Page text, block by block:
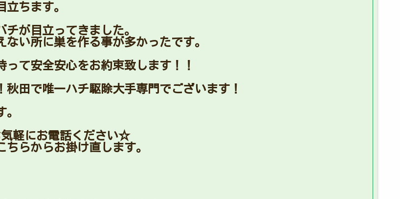
ちます。
が目立ってきました。
い所に巣を作る事が多かったです。
て安全安心をお約束致します！！
田で唯一ハチ駆除大手専門でございます！
軽にお電話ください☆
らからお掛け直します。